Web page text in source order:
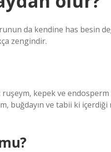
da kendine has besin
zengindir.
ruşeym, kepek ve
buğdayın ve tabii ki içerdiği